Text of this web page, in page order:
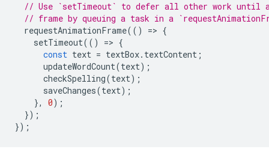
// Use `setTimeout` to defer all other work until
// frame by queuing a task in a
requestAnimationFrame(() => {
setTimeout(() => {
const text = textBox. textContent ;
updateWordCount(text);
checkSpelling(text);
saveChanges(text);
},
0);
});
});